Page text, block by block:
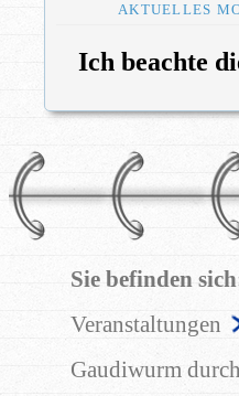
AKTUELLES
Ich beachte
Sie befinden
Veranstaltungen
Gaudiwurm